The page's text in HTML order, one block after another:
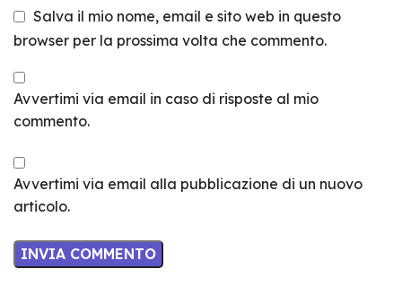
Salva il mio nome, email e sito web in questo
browser per la prossima volta che commento.
Avvertimi via email in caso di risposte al mio
commento.
Avvertimi via email alla pubblicazione di un nuovo
articolo.